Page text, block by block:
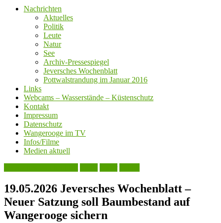
Nachrichten
Aktuelles
Politik
Leute
Natur
See
Archiv-Pressespiegel
Jeversches Wochenblatt
Pottwalstrandung im Januar 2016
Links
Webcams – Wasserstände – Küstenschutz
Kontakt
Impressum
Datenschutz
Wangerooge im TV
Infos/Filme
Medien aktuell
19.05.2026 Jeversches Wochenblatt –
Neuer Satzung soll Baumbestand auf
Wangerooge sichern